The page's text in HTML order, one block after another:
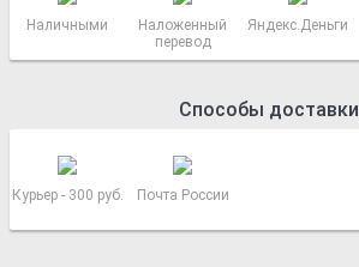
Наличными
Наложенный
перевод
Яндекс.Деньги
Способы доставки
Курьер - 300 руб. Почта России